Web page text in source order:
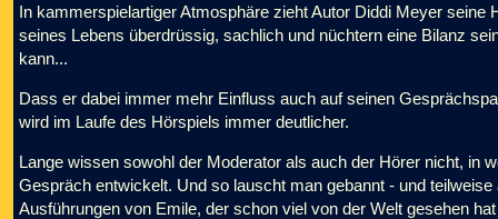
In kammerspielartiger Atmosphäre zieht Autor Diddi Meyer seine
seines Lebens überdrüssig, sachlich und nüchtern eine Bilanz
kann...
Dass er dabei immer mehr Einfluss auch auf seinen
wird im Laufe des Hörspiels immer deutlicher.
Lange wissen sowohl der Moderator als auch der Hörer nicht, in
Gespräch entwickelt. Und so lauscht man gebannt - und
Ausführungen von Emile, der schon viel von der Welt gesehen